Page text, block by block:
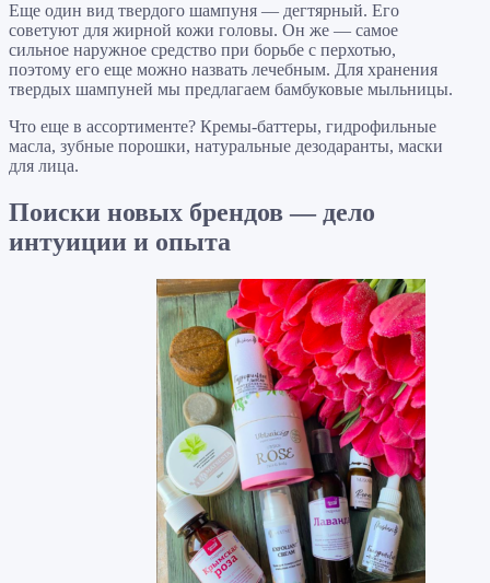
Еще один вид твердого шампуня — дегтярный. Его
советуют для жирной кожи головы. Он же — самое
сильное наружное средство при борьбе с перхотью,
поэтому его еще можно назвать лечебным. Для хранения
твердых шампуней мы предлагаем бамбуковые мыльницы.
Что еще в ассортименте? Кремы-баттеры, гидрофильные
масла, зубные порошки, натуральные дезодаранты, маски
для лица.
Поиски новых брендов — дело
интуиции и опыта